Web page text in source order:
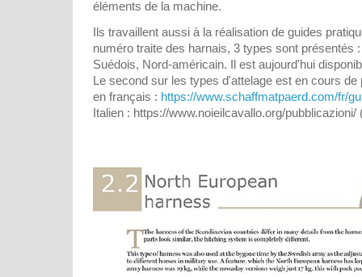
éléments de la machine.
Ils travaillent aussi à la réalisation de guides
numéro traite des harnais, 3 types sont présentés
Suédois, Nord-américain. Il est aujourd'hui
Le second sur les types d'attelage est en cours de
en français : https://www.schaffmatpaerd.com/fr/
Italien : https://www.noieilcavallo.org/pubblicazioni/